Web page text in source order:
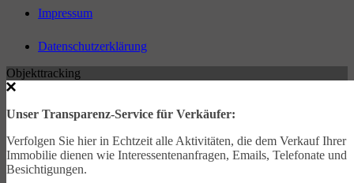
Impressum
Datenschutzerklärung
Objekttracking
Unser Transparenz-Service für Verkäufer:
Verfolgen Sie hier in Echtzeit alle Aktivitäten, die dem Verkauf Ihrer
Immobilie dienen wie Interessentenanfragen, Emails, Telefonate und
Besichtigungen.